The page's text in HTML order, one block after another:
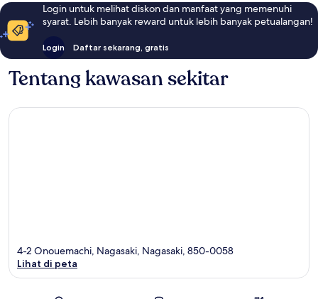
Login untuk melihat diskon dan manfaat yang memenuhi
syarat. Lebih banyak reward untuk lebih banyak petualangan!
Login Daftar sekarang, gratis
Tentang kawasan sekitar
4-2 Onouemachi, Nagasaki, Nagasaki, 850-0058
Lihat di peta